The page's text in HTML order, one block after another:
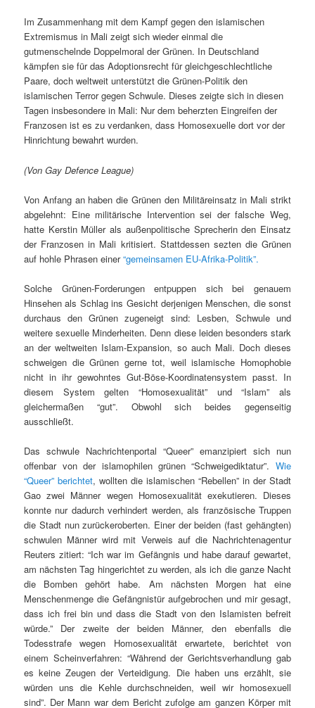
Im Zusammenhang mit dem Kampf gegen den islamischen
Extremismus in Mali zeigt sich wieder einmal die
gutmenschelnde Doppelmoral der Grünen. In Deutschland
kämpfen sie für das Adoptionsrecht für gleichgeschlechtliche
Paare, doch weltweit unterstützt die Grünen-Politik den
islamischen Terror gegen Schwule. Dieses zeigte sich in diesen
Tagen insbesondere in Mali: Nur dem beherzten Eingreifen der
Franzosen ist es zu verdanken, dass Homosexuelle dort vor der
Hinrichtung bewahrt wurden.
(Von Gay Defence League)
Von Anfang an haben die Grünen den Militäreinsatz in Mali strikt
abgelehnt: Eine militärische Intervention sei der falsche Weg,
hatte Kerstin Müller als außenpolitische Sprecherin den Einsatz
der Franzosen in Mali kritisiert. Stattdessen sezten die Grünen
auf hohle Phrasen einer“gemeinsamen EU-Afrika-Politik”.
Solche Grünen-Forderungen entpuppen sich bei genauem
Hinsehen als Schlag ins Gesicht derjenigen Menschen, die sonst
durchaus den Grünen zugeneigt sind: Lesben, Schwule und
weitere sexuelle Minderheiten. Denn diese leiden besonders stark
an der weltweiten Islam-Expansion, so auch Mali. Doch dieses
schweigen die Grünen gerne tot, weil islamische Homophobie
nicht in ihr gewohntes Gut-Böse-Koordinatensystem passt. In
diesem System gelten “Homosexualität” und “Islam” als
gleichermaßen “gut”. Obwohl sich beides gegenseitig
ausschließt.
Das schwule Nachrichtenportal “Queer” emanzipiert sich nun
offenbar von der islamophilen grünen “Schweigediktatur”. Wie
“Queer” berichtet, wollten die islamischen “Rebellen” in der Stadt
Gao zwei Männer wegen Homosexualität exekutieren. Dieses
konnte nur dadurch verhindert werden, als französische Truppen
die Stadt nun zurückeroberten. Einer der beiden (fast gehängten)
schwulen Männer wird mit Verweis auf die Nachrichtenagentur
Reuters zitiert: “Ich war im Gefängnis und habe darauf gewartet,
am nächsten Tag hingerichtet zu werden, als ich die ganze Nacht
die Bomben gehört habe. Am nächsten Morgen hat eine
Menschenmenge die Gefängnistür aufgebrochen und mir gesagt,
dass ich frei bin und dass die Stadt von den Islamisten befreit
würde.” Der zweite der beiden Männer, den ebenfalls die
Todesstrafe wegen Homosexualität erwartete, berichtet von
einem Scheinverfahren: “Während der Gerichtsverhandlung gab
es keine Zeugen der Verteidigung. Die haben uns erzählt, sie
würden uns die Kehle durchschneiden, weil wir homosexuell
sind”. Der Mann war dem Bericht zufolge am ganzen Körper mit